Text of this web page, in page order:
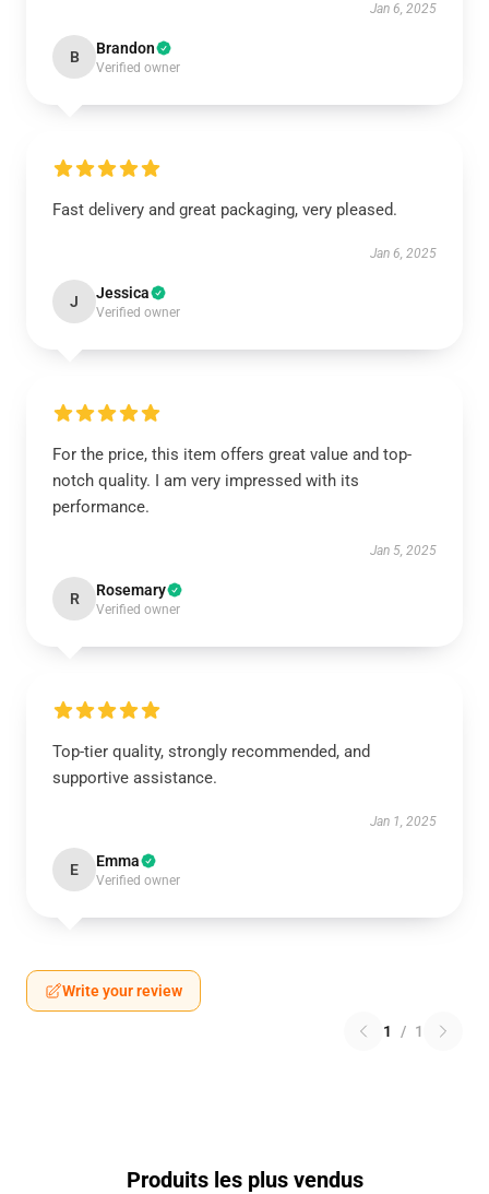
Jan 6, 2025
B Brandon
Verified owner
Fast delivery and great packaging, very pleased.
Jan 6, 2025
J Jessica
Verified owner
For the price, this item offers great value and top-
notch quality. I am very impressed with its
performance.
Jan 5, 2025
R Rosemary
Verified owner
Top-tier quality, strongly recommended, and
supportive assistance.
Jan 1, 2025
E Emma
Verified owner
Write your review
1 / 1
Produits les plus vendus